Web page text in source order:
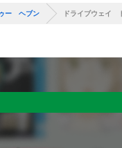
ー ヘブン ドライブウェイ